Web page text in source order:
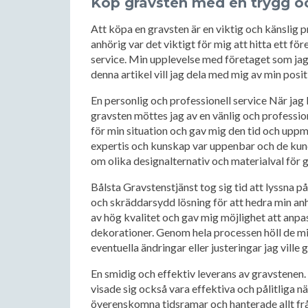
Att köpa en gravsten är en viktig och känslig
anhörig var det viktigt för mig att hitta ett
service. Min upplevelse med företaget som
denna artikel vill jag dela med mig av min
En personlig och professionell service När
gravsten möttes jag av en vänlig och
för min situation och gav mig den tid och
expertis och kunskap var uppenbar och de
om olika designalternativ och materialval för
Bålsta Gravstenstjänst tog sig tid att lyssna
och skräddarsydd lösning för att hedra min
av hög kvalitet och gav mig möjlighet att
dekorationer. Genom hela processen höll de
eventuella ändringar eller justeringar jag ville
En smidig och effektiv leverans av
visade sig också vara effektiva och pålitliga
överenskomna tidsramar och hanterade allt